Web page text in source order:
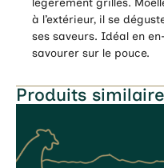
légèrement grillés.
à l’extérieur, il se
ses saveurs. Idéal en
savourer sur le pouce.
Produits